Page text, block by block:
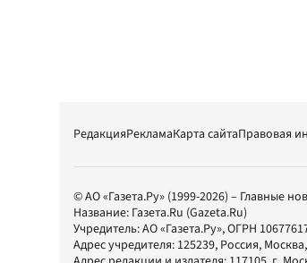
РедакцияРекламаКарта сайтаПравовая
© АО «Газета.Ру» (1999-2026) – Главные
Название: Газета.Ru (Gazeta.Ru)
Учредитель:АО «Газета.Ру», ОГРН
Адрес учредителя: 125239, Россия,